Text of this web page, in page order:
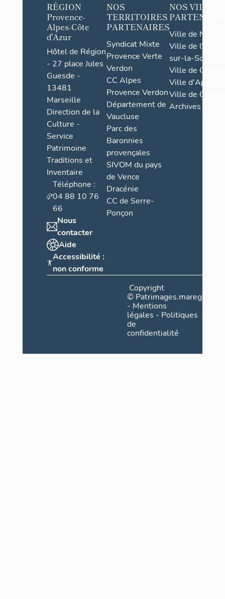
RÉGION
Provence-
Alpes-Côte
d'Azur
Hôtel de Région
- 27 place Jules
Guesde -
13481
Marseille
Direction de la
Culture -
Service
Patrimoine
Traditions et
Inventaire
Téléphone :
04 88 10 76
66
Nous
contacter
Aide
Accessibilité :
non conforme
NOS
TERRITOIRES
PARTENAIRES
Syndicat Mixte
Provence Verte
Verdon
CC Alpes
Provence Verdon
Département de
Vaucluse
Parc des
Baronnies
provençales
SIVOM du pays
de Vence
Dracénie
CC de Serre-
Ponçon
NOS VILLES
Ville de Nice
Ville de l'Isle-
sur-la-Sorgue
Ville de Grasse
Ville d'Apt
Ville de
Archives
Copyright
©
- Mentions
légales - Politiques
de
confidentialité